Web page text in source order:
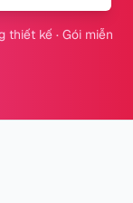
thiết kế · Gói miễn